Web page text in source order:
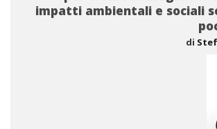
impatti ambientali e sociali
di